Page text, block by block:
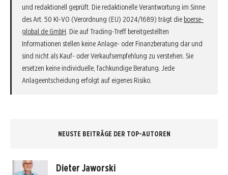
und redaktionell geprüft. Die redaktionelle Verantwortung im Sinne
des Art. 50 KI-VO (Verordnung (EU) 2024/1689) trägt die boerse-
global.de GmbH. Die auf Trading-Treff bereitgestellten
Informationen stellen keine Anlage- oder Finanzberatung dar und
sind nicht als Kauf- oder Verkaufsempfehlung zu verstehen. Sie
ersetzen keine individuelle, fachkundige Beratung. Jede
Anlageentscheidung erfolgt auf eigenes Risiko.
NEUSTE BEITRÄGE DER TOP-AUTOREN
Dieter Jaworski